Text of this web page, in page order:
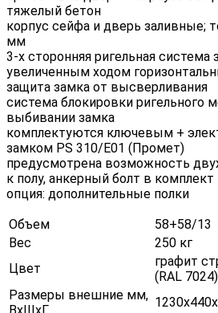
тяжелый бетон
корпус сейфа и дверь заливные;
мм
3-х сторонняя ригельная система
увеличенным ходом
защита замка от высверливания
система блокировки ригельного
выбивании замка
комплектуются ключевым +
замком PS 310/E01 (Промет)
предусмотрена возможность
к полу, анкерный болт в комплект
опция: дополнительные полки
Объем
58+58/13
Вес
250 кг
Цвет
графит
(RAL 7024)
Размеры внешние мм,